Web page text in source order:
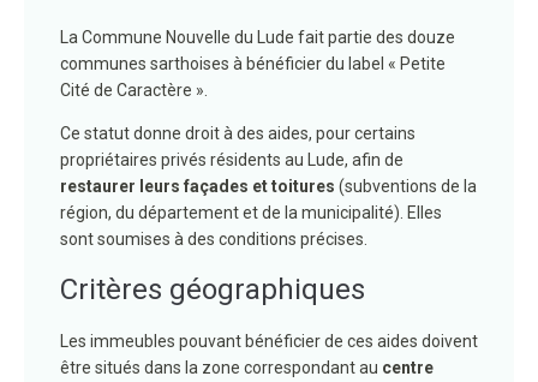
La Commune Nouvelle du Lude fait partie des douze
communes sarthoises à bénéficier du label « Petite
Cité de Caractère ».
Ce statut donne droit à des aides, pour certains
propriétaires privés résidents au Lude, afin de
restaurer leurs façades et toitures (subventions de la
région, du département et de la municipalité). Elles
sont soumises à des conditions précises.
Critères géographiques
Les immeubles pouvant bénéficier de ces aides doivent
être situés dans la zone correspondant au centre